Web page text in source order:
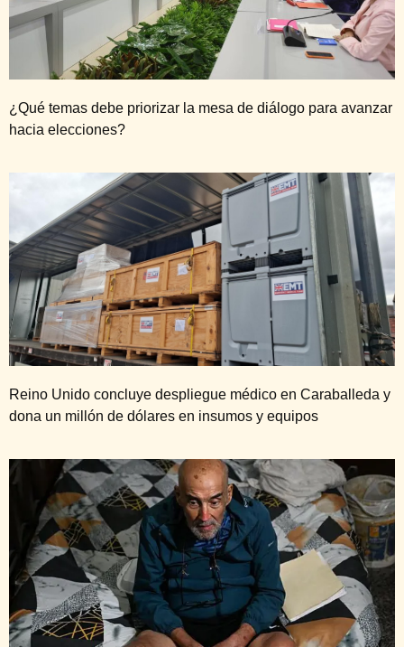
¿Qué temas debe priorizar la mesa de diálogo para avanzar
hacia elecciones?
Reino Unido concluye despliegue médico en Caraballeda y
dona un millón de dólares en insumos y equipos